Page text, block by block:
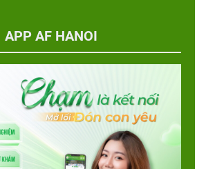
APP AF HANOI